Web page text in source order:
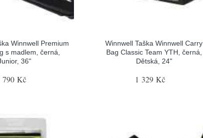
Winnwell Premium
s madlem, černá,
36"
790 Kč
Winnwell Taška Winnwell Carry
Bag Classic Team YTH, černá,
Dětská, 24"
1 329 Kč